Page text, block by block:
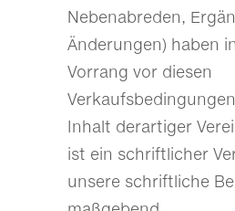
Nebenabreden,
Änderungen) haben
Vorrang vor diesen
Inhalt derartiger
ist ein schriftlicher
unsere schriftliche